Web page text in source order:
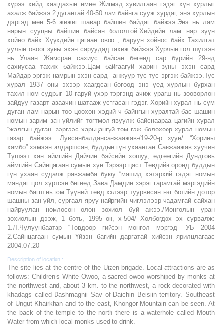
хүрээ хийд хаагдахын өмнө Жигмэд хувилгаан гэдэг хүн хурлыг
ахалж байжээ.2 дугантай 40-50 лам байнга сууж хурдаг, энэ хурлын
дэргэд мөн 5-6 жижиг шавар байшин байдаг байжээ.Энэ нь лам
нарын сууцны байшин байсан бололтой.Хийдийн лам нар зүүн
хойно байх Хүүхдийн цагаан овоо , баруун хойноо байх Тахилгат
уулын овоог зуны эхэн саруудад тахиж байжээ.Хурлын гол шүтээн
нь Улаан Жамсран сахиус байсан бөгөөд сар бүрийн 29-нд
сахиусаа тахиж байжээ.Цам байгаагүй харин зуны эхэн сард
Майдар эргэж намрын эхэн сард Ганжуур тус тус эргэж байжээ.Тус
хурал 1937 оны эхээр хаагдсан бөгөөд энэ үед хурлын бурхан
тахил ном судрыг 10 гаруй үхэр тэргэнд ачиж урагш нь зөөвөрлөн
зайдуу газарт аваачин шатааж устгасан гэдэг. Хорийн хурал нь сүм
дуган лам нарын тоо цөөхөн хэдий ч байнгын хуралтай бас шашин
номын зарим зан үйлийг тогтмол явуулж байснаараа цагийн хурал
“жалгын дуган” зэргээс харьцангүй том гэж болохоор хурал номын
газар байжээ. Лувсанбалдансанжаажав-/19-20-р зуун/ “Хорины
хамбо” хэмээн алдаршсан, буддын гүн ухаантан Санжаажав хуучин
Түшээт хан аймгийн Дайчин бэйсийн хошуу, өдгөөгийн Дундговь
аймгийн Сайнцагаан сумын хүн.Тэрээр цаст Төвдийн оронд буддын
гүн ухаан судалж равжамба буюу “машид хэтэрхий гэдэг номын
мяндаг цол хүртсэн бөгөөд Зава Дамдин зэрэг гарамгай мэргэдийн
номын багш нь юм.Түүний төвд хэлээр туурвисан нэг ботийн дотор
шашны зан үйл, сургаал яруу найргийн чиглэлээр чадамгай сайхан
найруулан номлосон олон зохиол буй ажээ./Монголын уран
зохиолын дээж, 1 боть, 1995 он, х-504/ Холбогдох эх сурвалж:
1.Л.Чулуунбаатар “Төвдөөр гийсэн монгол мэргэд” УБ 2004
2.Сайнцагаан сумын Үйзэн багийн даргатай хийсэн ярилцлагаас
2004.07.20
Description of location :
The site lies at the centre of the Uizen brigade. Local attractions are as
follows: Children’s White Owoo, a sacred owoo worshiped by monks at
the northwest and, about 3 km. to the northwest, a rock decorated with
khadags called Dashmagnii Sav of Daichin Beisiin territory. Southeast
of Ungut Khairkhan and to the east, Khongor Mountain can be seen. At
the back of the temple to the north there is a waterhole called Mouth
Water from which local monks used to drink.